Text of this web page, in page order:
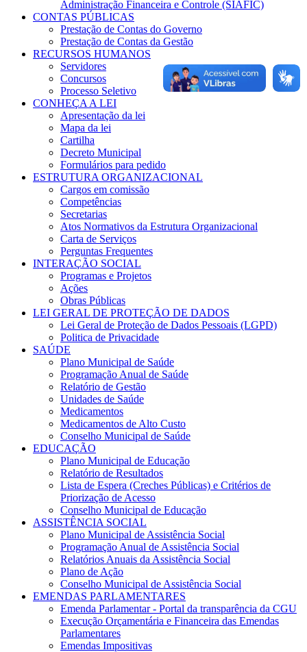
Administração Financeira e Controle (SIAFIC)
CONTAS PÚBLICAS
Prestação de Contas do Governo
Prestação de Contas da Gestão
RECURSOS HUMANOS
Servidores
Concursos
Processo Seletivo
CONHEÇA A LEI
Apresentação da lei
Mapa da lei
Cartilha
Decreto Municipal
Formulários para pedido
ESTRUTURA ORGANIZACIONAL
Cargos em comissão
Competências
Secretarias
Atos Normativos da Estrutura Organizacional
Carta de Serviços
Perguntas Frequentes
INTERAÇÃO SOCIAL
Programas e Projetos
Ações
Obras Públicas
LEI GERAL DE PROTEÇÃO DE DADOS
Lei Geral de Proteção de Dados Pessoais (LGPD)
Politica de Privacidade
SAÚDE
Plano Municipal de Saúde
Programação Anual de Saúde
Relatório de Gestão
Unidades de Saúde
Medicamentos
Medicamentos de Alto Custo
Conselho Municipal de Saúde
EDUCAÇÃO
Plano Municipal de Educação
Relatório de Resultados
Lista de Espera (Creches Públicas) e Critérios de
Priorização de Acesso
Conselho Municipal de Educação
ASSISTÊNCIA SOCIAL
Plano Municipal de Assistência Social
Programação Anual de Assistência Social
Relatórios Anuais da Assistência Social
Plano de Ação
Conselho Municipal de Assistência Social
EMENDAS PARLAMENTARES
Emenda Parlamentar - Portal da transparência da CGU
Execução Orçamentária e Financeira das Emendas
Parlamentares
Emendas Impositivas